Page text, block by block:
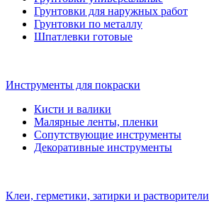
Грунтовки для наружных работ
Грунтовки по металлу
Шпатлевки готовые
Инструменты для покраски
Кисти и валики
Малярные ленты, пленки
Сопутствующие инструменты
Декоративные инструменты
Клеи, герметики, затирки и растворители